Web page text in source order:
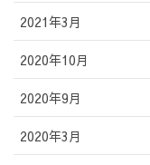
2021年3月
2020年10月
2020年9月
2020年3月